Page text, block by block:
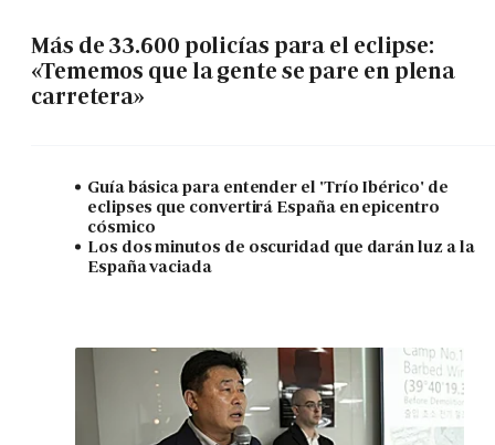
Más de 33.600 policías para el eclipse:
«Tememos que la gente se pare en plena
carretera»
Guía básica para entender el 'Trío Ibérico' de
eclipses que convertirá España en epicentro
cósmico
Los dos minutos de oscuridad que darán luz a la
España vaciada